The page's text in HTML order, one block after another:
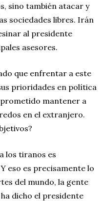
sino también atacar y
sociedades libres. Irán
al presidente
asesores.
que enfrentar a este
prioridades en política
mantener a
en el extranjero.
los tiranos es
eso es precisamente lo
del mundo, la gente
dicho el presidente